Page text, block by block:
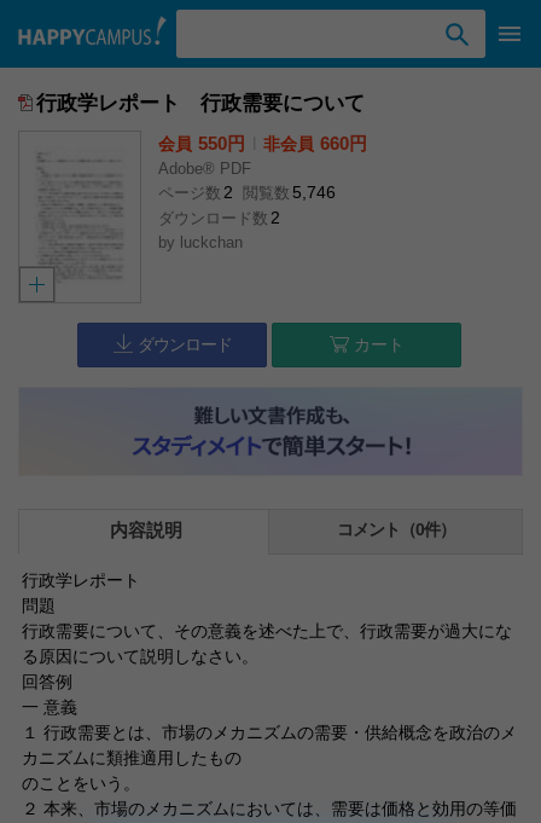
行政学レポート 行政需要について
会員 550円 非会員 660円
Adobe® PDF
ページ数 2 閲覧数 5,746
ダウンロード数 2
by luckchan
ダウンロード カート
内容説明 コメント（0件）
行政学レポート
問題
行政需要について、その意義を述べた上で、行政需要が過大にな
る原因について説明しなさい。
回答例
一 意義
１ 行政需要とは、市場のメカニズムの需要・供給概念を政治のメ
カニズムに類推適用したもの
のことをいう。
２ 本来、市場のメカニズムにおいては、需要は価格と効用の等価